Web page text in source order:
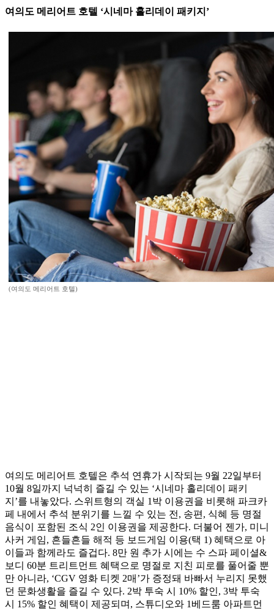
여의도 메리어트 호텔 ‘시네마 홀리데이 패키지’
(여의도 메리어트 호텔)
여의도 메리어트 호텔은 추석 연휴가 시작되는 9월 22일부터
10월 8일까지 넉넉히 즐길 수 있는 ‘시네마 홀리데이 패키
지’를 내놓았다. 스위트형의 객실 1박 이용권을 비롯해 파크카
페 내에서 추석 분위기를 느낄 수 있는 전, 송편, 식혜 등 명절
음식이 포함된 조식 2인 이용권을 제공한다. 더불어 젠가, 미니
사커 게임, 흔들흔들 해적 등 보드게임 이용(택 1) 혜택으로 아
이들과 함께라도 즐겁다. 8만 원 추가 시에는 수 스파 페이셜&
보디 60분 트리트먼트 혜택으로 명절로 지친 피로를 풀어줄 뿐
만 아니라, ‘CGV 영화 티켓 2매’가 증정돼 바빠서 누리지 못했
던 문화생활을 즐길 수 있다. 2박 투숙 시 10% 할인, 3박 투숙
시 15% 할인 혜택이 제공되며, 스튜디오와 1베드룸 아파트먼